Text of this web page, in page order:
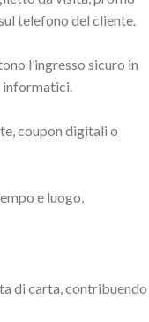
telefono del cliente.
l’ingresso sicuro in
informatici.
coupon digitali o
e luogo,
di carta, contribuendo